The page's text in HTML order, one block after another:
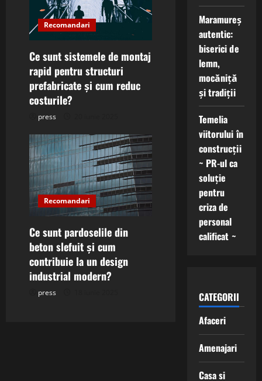
Recomandari
Ce sunt sistemele de montaj
rapid pentru structuri
prefabricate și cum reduc
costurile?
press
Recomandari
Ce sunt pardoselile din
beton slefuit și cum
contribuie la un design
industrial modern?
press
Maramureș
autentic:
biserici de
lemn,
mocăniță
și tradiții
Temelia
viitorului în
construcții
~ PR-ul ca
soluție
pentru
criza de
personal
calificat ~
CATEGORII
Afaceri
Amenajari
Casa si